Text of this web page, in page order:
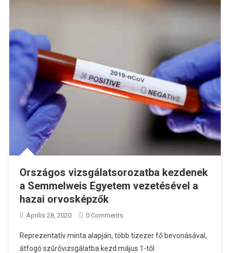
Országos vizsgálatsorozatba kezdenek
a Semmelweis Egyetem vezetésével a
hazai orvosképzők
Április 28, 2020 0 Comments
Reprezentatív minta alapján, több tízezer fő bevonásával,
átfogó szűrővizsgálatba kezd május 1-től